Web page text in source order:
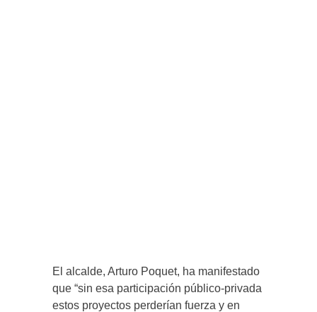
El alcalde, Arturo Poquet, ha manifestado
que “sin esa participación público-privada
estos proyectos perderían fuerza y en